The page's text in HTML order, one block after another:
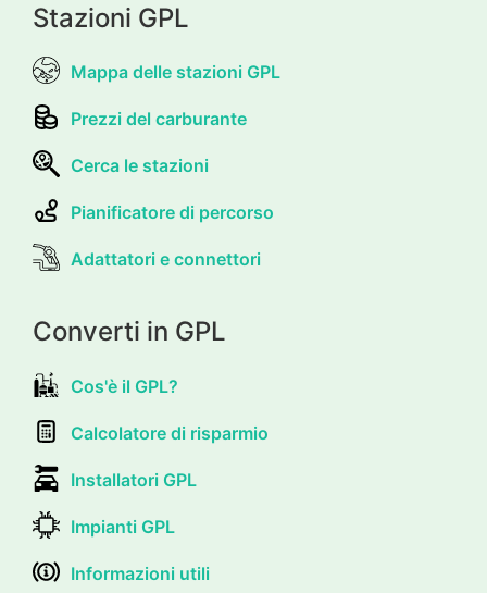
Stazioni GPL
Mappa delle stazioni GPL
Prezzi del carburante
Cerca le stazioni
Pianificatore di percorso
Adattatori e connettori
Converti in GPL
Cos'è il GPL?
Calcolatore di risparmio
Installatori GPL
Impianti GPL
Informazioni utili